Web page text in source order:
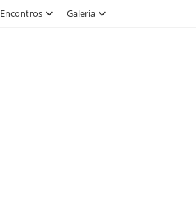
Encontros Galeria